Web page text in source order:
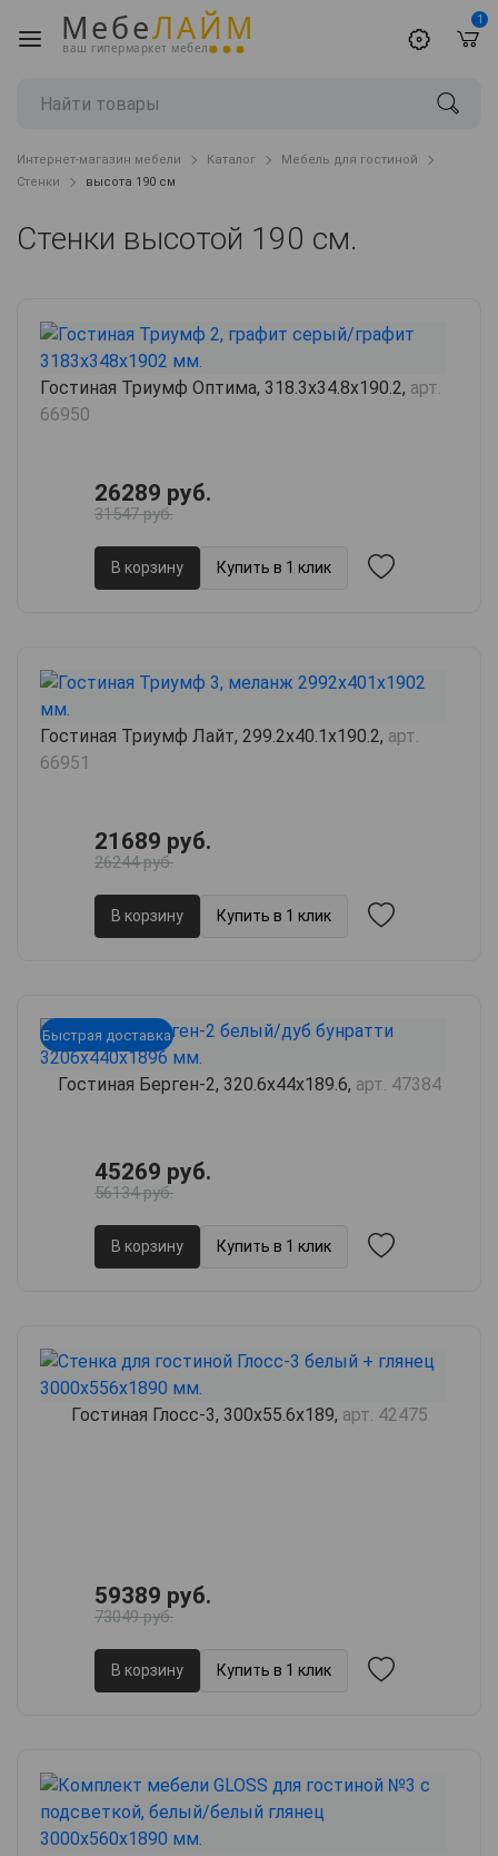
МебеЛАЙМ
ваш гипермаркет мебели
1
Интернет-магазин мебели Каталог
Мебель для гостиной
Стенки
высота 190 см
Стенки высотой 190 см.
Гостиная Триумф Оптима, 318.3х34.8х190.2, арт.
66950
26289 руб.
31547 руб.
В корзину Купить в 1 клик
Гостиная Триумф Лайт, 299.2х40.1х190.2, арт.
66951
21689 руб.
26244 руб.
В корзину Купить в 1 клик
Быстрая доставка
Гостиная Берген-2, 320.6х44х189.6, арт. 47384
45269 руб.
56134 руб.
В корзину Купить в 1 клик
Гостиная Глосс-3, 300х55.6х189, арт. 42475
59389 руб.
73049 руб.
В корзину Купить в 1 клик